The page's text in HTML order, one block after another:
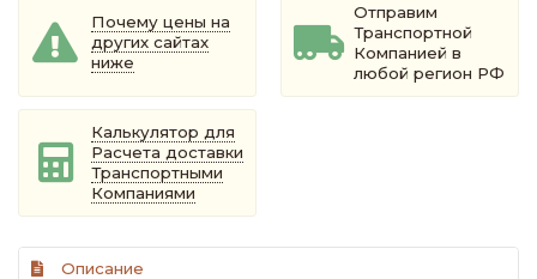
Почему цены на
других сайтах
ниже
Отправим
Транспортной
Компанией в
любой регион РФ
Калькулятор для
Расчета доставки
Транспортными
Компаниями
Описание